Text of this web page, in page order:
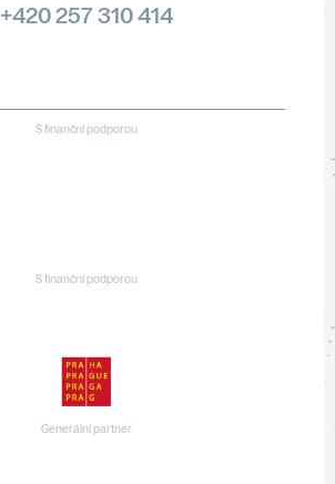
+420 257 310 414
S finanční podporou
S finanční podporou
Generální partner